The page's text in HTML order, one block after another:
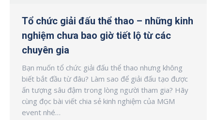
Tổ chức giải đấu thể thao – những kinh
nghiệm chưa bao giờ tiết lộ từ các
chuyên gia
Bạn muốn tổ chức giải đấu thể thao nhưng không
biết bắt đầu từ đâu? Làm sao để giải đấu tạo được
ấn tượng sâu đậm trong lòng người tham gia? Hãy
cùng đọc bài viết chia sẻ kinh nghiệm của MGM
event nhé…